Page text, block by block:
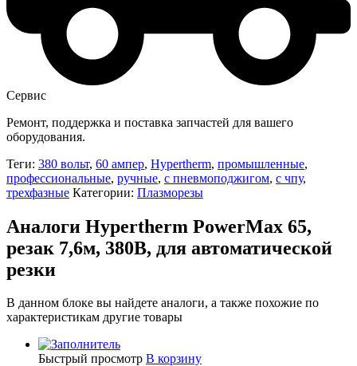
Сервис
Ремонт, поддержка и поставка запчастей для вашего
оборудования.
Теги: 380 вольт, 60 ампер, Hypertherm, промышленные,
профессиональные, ручные, с пневмоподжигом, с чпу,
трехфазные Категории: Плазморезы
Аналоги Hypertherm PowerMax 65,
резак 7,6м, 380В, для автоматической
резки
В данном блоке вы найдете аналоги, а также похожие по
характеристикам другие товары
Быстрый просмотр В корзину